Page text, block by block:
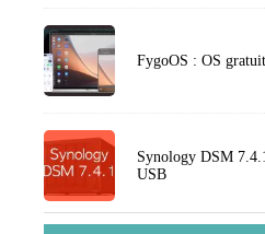
FygoOS : OS
Synology DSM
USB